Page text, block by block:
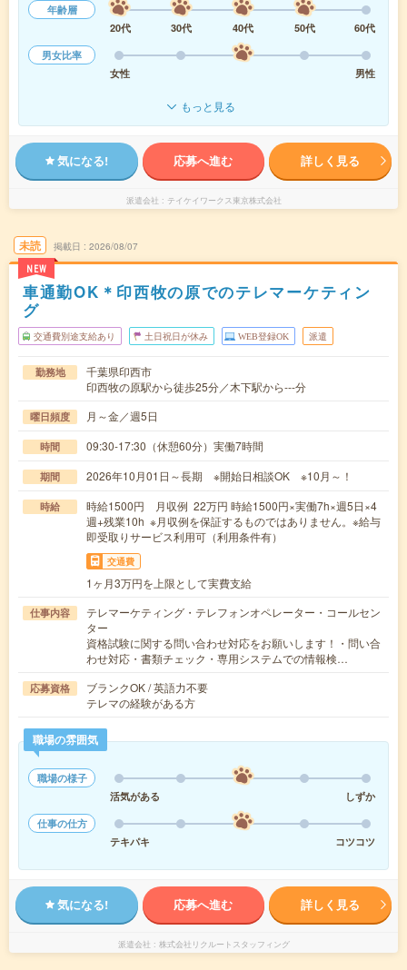
年齢層
20代
30代 40代 50代
60代
男女比率
女性
男性
もっと見る
気になる! 応募へ進む 詳しく見る
派遣会社 テイケイワークス東京株式会社
未読
NEW
掲載日 2026/08/07
車通勤OK＊印西牧の原でのテレマーケティン
グ
交通費別途支給あり 土日祝日が休み WEB登録OK 派遣
勤務地
千葉県印西市
印西牧の原駅から徒歩25分／木下駅から---分
曜日頻度 月～金／週5日
時間 09:30-17:30（休憩60分）実働7時間
期間 2026年10月01日～長期 ※開始日相談OK ※10月～！
時給
時給1500円 月収例 22万円 時給1500円×実働7h×週5日×4
週+残業10h ※月収例を保証するものではありません。※給与
即受取りサービス利用可（利用条件有）
交通費
1ヶ月3万円を上限として実費支給
仕事内容
テレマーケティング・テレフォンオペレーター・コールセン
ター
資格試験に関する問い合わせ対応をお願いします！・問い合
わせ対応・書類チェック・専用システムでの情報検…
応募資格
ブランクOK / 英語力不要
テレマの経験がある方
職場の雰囲気
職場の様子
活気がある
しずか
仕事の仕方
テキパキ
コツコツ
気になる! 応募へ進む 詳しく見る
派遣会社 株式会社リクルートスタッフィング